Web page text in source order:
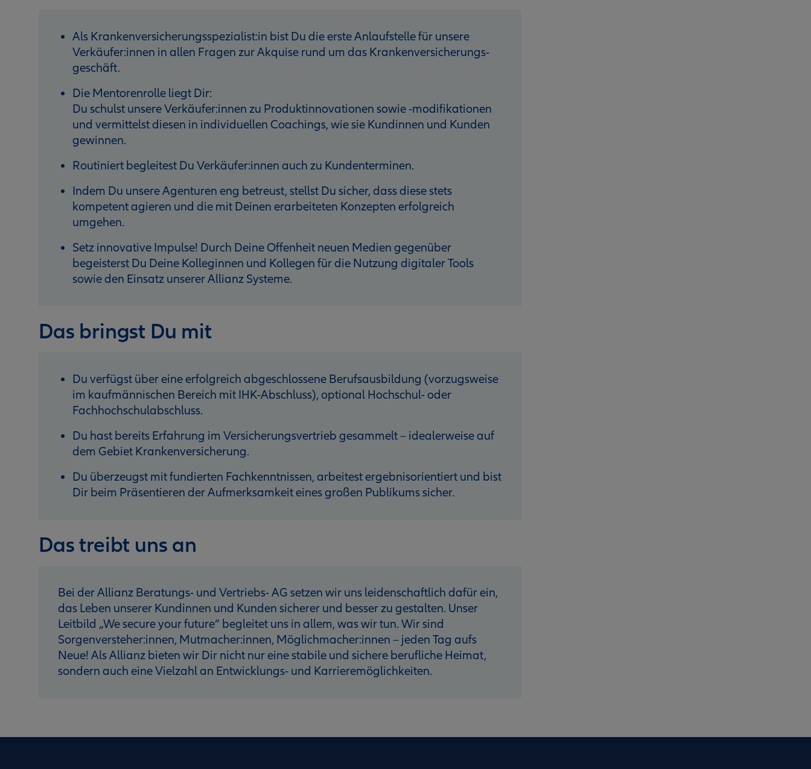
Als Krankenversicherungsspezialist:in bist Du die erste Anlaufstelle für unsere
Verkäufer:innen in allen Fragen zur Akquise rund um das Krankenversicherungs­
geschäft.
Die Mentorenrolle liegt Dir:
Du schulst unsere Verkäufer:innen zu Produktinnova­tionen sowie -modifikationen
und vermittelst diesen in individuellen Coachings, wie sie Kundinnen und Kunden
gewinnen.
Routiniert begleitest Du Verkäufer:innen auch zu Kundenterminen.
Indem Du unsere Agenturen eng betreust, stellst Du sicher, dass diese stets
kompetent agieren und die mit Deinen erarbeiteten Konzepten erfolgreich
umgehen.
Setz innovative Impulse! Durch Deine Offenheit neuen Medien gegenüber
begeisterst Du Deine Kolleginnen und Kollegen für die Nutzung digitaler Tools
sowie den Einsatz unserer Allianz Systeme.
Das bringst Du mit
Du verfügst über eine erfolgreich abgeschlossene Berufsausbildung (vorzugsweise
im kaufmännischen Bereich mit IHK-Abschluss), optional Hochschul- oder
Fachhochschul­abschluss.
Du hast bereits Erfahrung im Versicherungs­vertrieb gesammelt – idealerweise auf
dem Gebiet Krankenversicherung.
Du überzeugst mit fundierten Fachkenntnissen, arbeitest ergebnisorientiert und bist
Dir beim Präsentieren der Aufmerksamkeit eines großen Publikums sicher.
Das treibt uns an
Bei der Allianz Beratungs- und Vertriebs- AG setzen wir uns leidenschaftlich dafür ein,
das Leben unserer Kundinnen und Kunden sicherer und besser zu gestalten. Unser
Leitbild „We secure your future“ begleitet uns in allem, was wir tun. Wir sind
Sorgenversteher:innen, Mutmacher:innen, Möglichmacher:innen – jeden Tag aufs
Neue! Als Allianz bieten wir Dir nicht nur eine stabile und sichere berufliche Heimat,
sondern auch eine Vielzahl an Entwicklungs- und Karrieremöglichkeiten.